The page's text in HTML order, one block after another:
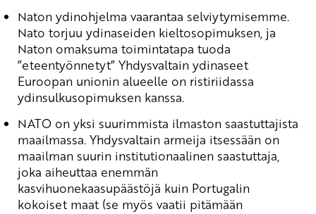
Naton ydinohjelma vaarantaa selviytymisemme.
Nato torjuu ydinaseiden kieltosopimuksen, ja
Naton omaksuma toimintatapa tuoda
”eteentyönnetyt” Yhdysvaltain ydinaseet
Euroopan unionin alueelle on ristiriidassa
ydinsulkusopimuksen kanssa.
NATO on yksi suurimmista ilmaston saastuttajista
maailmassa. Yhdysvaltain armeija itsessään on
maailman suurin institutionaalinen saastuttaja,
joka aiheuttaa enemmän
kasvihuonekaasupäästöjä kuin Portugalin
kokoiset maat (se myös vaatii pitämään